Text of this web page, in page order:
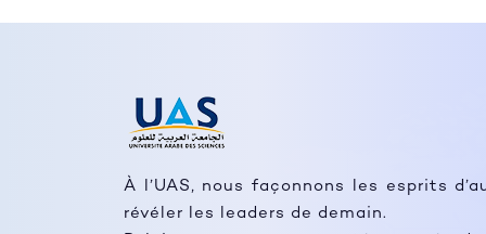
À l’UAS, nous façonnons les esprits
révéler les leaders de demain.